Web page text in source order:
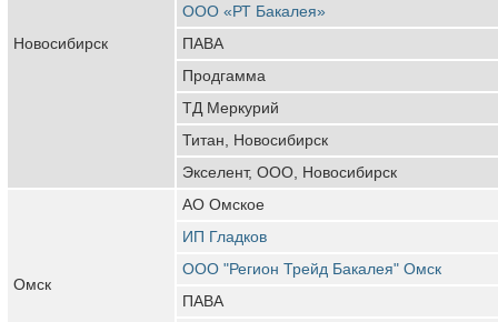
Новосибирск
ООО «РТ Бакалея»
ПАВА
Продгамма
ТД Меркурий
Титан, Новосибирск
Экселент, ООО, Новосибирск
Омск
АО Омское
ИП Гладков
ООО "Регион Трейд Бакалея" Омск
ПАВА